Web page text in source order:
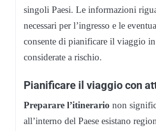
singoli Paesi. Le informazioni
necessari per l’ingresso e le
consente di pianificare il viaggio
considerate a rischio.
Pianificare il viaggio con
Preparare l’itinerario non
all’interno del Paese esistano